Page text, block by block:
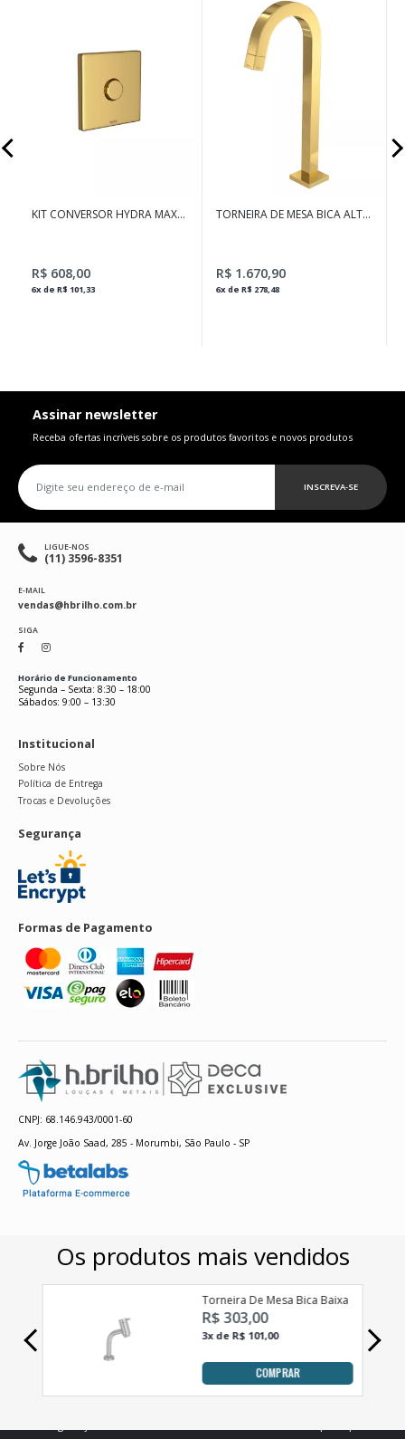
KIT CONVERSOR HYDRA MAX
R$ 608,00
6x de R$ 101,33
TORNEIRA DE MESA BICA ALTA
R$ 1.670,90
6x de R$ 278,48
Assinar newsletter
Receba ofertas incríveis sobre os produtos favoritos e novos produtos
INSCREVA-SE
LIGUE-NOS
(11) 3596-8351
E-MAIL
vendas@hbrilho.com.br
SIGA
Horário de Funcionamento
Segunda – Sexta: 8:30 – 18:00
Sábados: 9:00 – 13:30
Institucional
Sobre Nós
Política de Entrega
Trocas e Devoluções
Segurança
Formas de Pagamento
CNPJ: 68.146.943/0001-60
Av. Jorge João Saad, 285 - Morumbi, São Paulo - SP